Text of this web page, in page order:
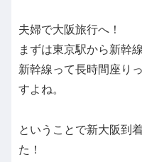
夫婦で大阪旅行へ！
まずは東京駅から新幹
新幹線って長時間座り
すよね。
ということで新大阪到
た！